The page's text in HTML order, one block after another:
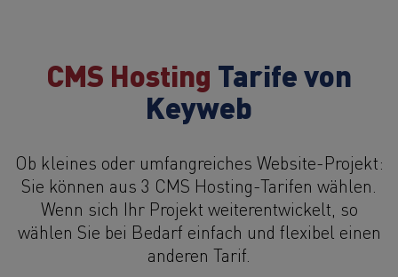
CMS Hosting Tarife von
Keyweb
Ob kleines oder umfangreiches Website-Projekt:
Sie können aus 3 CMS Hosting-Tarifen wählen.
Wenn sich Ihr Projekt weiterentwickelt, so
wählen Sie bei Bedarf einfach und flexibel einen
anderen Tarif.